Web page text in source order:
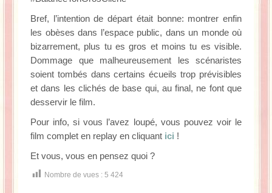
Bref, l’intention de départ était bonne: montrer enfin
les obèses dans l’espace public, dans un monde où
bizarrement, plus tu es gros et moins tu es visible.
Dommage que malheureusement les scénaristes
soient tombés dans certains écueils trop prévisibles
et dans les clichés de base qui, au final, ne font que
desservir le film.
Pour info, si vous l’avez loupé, vous pouvez voir le
film complet en replay en cliquant ici !
Et vous, vous en pensez quoi ?
Nombre de vues : 5 424